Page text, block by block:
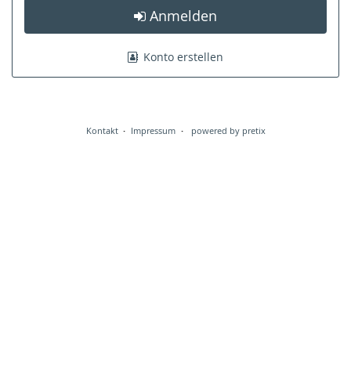
Anmelden
Konto erstellen
Kontakt Impressum powered by pretix